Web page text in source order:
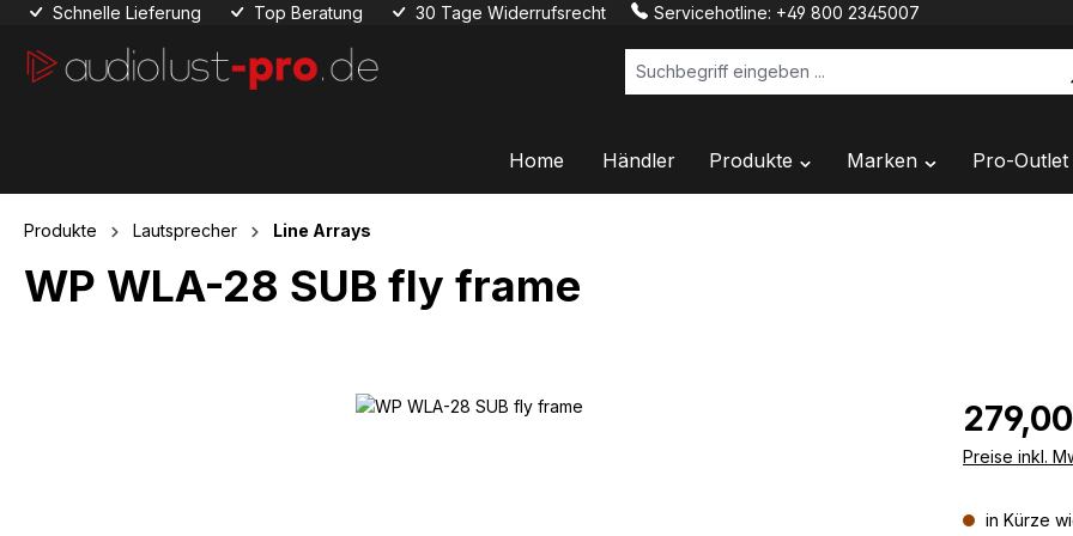
Hauptinhalt springen
Zur Suche springen
Zur Hauptnavigation springen
Schnelle Lieferung Top Beratung 30 Tage Widerrufsrecht Servicehotline: +49 800 2345007
Home Händler Produkte Öffne oder Schließe das
Marken Öffne oderPro-Outlet
Produkte Lautsprecher Line Arrays
WP WLA-28 SUB fly frame
Regulärer
Preise inkl.
in Kürze